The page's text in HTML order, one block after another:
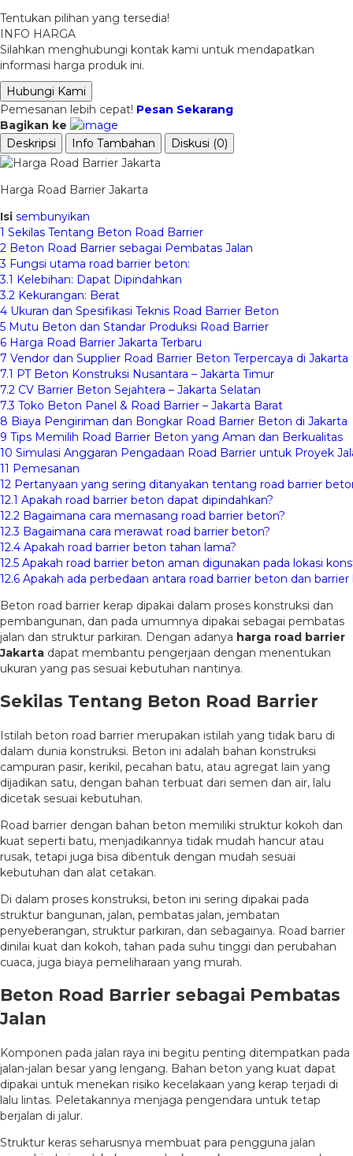
Tentukan pilihan yang tersedia!
INFO HARGA
Silahkan menghubungi kontak kami untuk mendapatkan
informasi harga produk ini.
Hubungi Kami
Pemesanan lebih cepat! Pesan Sekarang
Bagikan ke
Deskripsi
Info Tambahan Diskusi (0)
Harga Road Barrier Jakarta
Isi sembunyikan
1 Sekilas Tentang Beton Road Barrier
2 Beton Road Barrier sebagai Pembatas Jalan
3 Fungsi utama road barrier beton:
3.1 Kelebihan: Dapat Dipindahkan
3.2 Kekurangan: Berat
4 Ukuran dan Spesifikasi Teknis Road Barrier Beton
5 Mutu Beton dan Standar Produksi Road Barrier
6 Harga Road Barrier Jakarta Terbaru
7 Vendor dan Supplier Road Barrier Beton Terpercaya di Jakarta
7.1 PT Beton Konstruksi Nusantara – Jakarta Timur
7.2 CV Barrier Beton Sejahtera – Jakarta Selatan
7.3 Toko Beton Panel & Road Barrier – Jakarta Barat
8 Biaya Pengiriman dan Bongkar Road Barrier Beton di Jakarta
9 Tips Memilih Road Barrier Beton yang Aman dan Berkualitas
10 Simulasi Anggaran Pengadaan Road Barrier untuk Proyek
11 Pemesanan
12 Pertanyaan yang sering ditanyakan tentang road barrier
12.1 Apakah road barrier beton dapat dipindahkan?
12.2 Bagaimana cara memasang road barrier beton?
12.3 Bagaimana cara merawat road barrier beton?
12.4 Apakah road barrier beton tahan lama?
12.5 Apakah road barrier beton aman digunakan pada lokasi
12.6 Apakah ada perbedaan antara road barrier beton dan barrier
Beton road barrier kerap dipakai dalam proses konstruksi dan
pembangunan, dan pada umumnya dipakai sebagai pembatas
jalan dan struktur parkiran. Dengan adanya harga road barrier
Jakarta dapat membantu pengerjaan dengan menentukan
ukuran yang pas sesuai kebutuhan nantinya.
Sekilas Tentang Beton Road Barrier
Istilah beton road barrier merupakan istilah yang tidak baru di
dalam dunia konstruksi. Beton ini adalah bahan konstruksi
campuran pasir, kerikil, pecahan batu, atau agregat lain yang
dijadikan satu, dengan bahan terbuat dari semen dan air, lalu
dicetak sesuai kebutuhan.
Road barrier dengan bahan beton memiliki struktur kokoh dan
kuat seperti batu, menjadikannya tidak mudah hancur atau
rusak, tetapi juga bisa dibentuk dengan mudah sesuai
kebutuhan dan alat cetakan.
Di dalam proses konstruksi, beton ini sering dipakai pada
struktur bangunan, jalan, pembatas jalan, jembatan
penyeberangan, struktur parkiran, dan sebagainya. Road barrier
dinilai kuat dan kokoh, tahan pada suhu tinggi dan perubahan
cuaca, juga biaya pemeliharaan yang murah.
Beton Road Barrier sebagai Pembatas
Jalan
Komponen pada jalan raya ini begitu penting ditempatkan pada
jalan-jalan besar yang lengang. Bahan beton yang kuat dapat
dipakai untuk menekan risiko kecelakaan yang kerap terjadi di
lalu lintas. Peletakannya menjaga pengendara untuk tetap
berjalan di jalur.
Struktur keras seharusnya membuat para pengguna jalan